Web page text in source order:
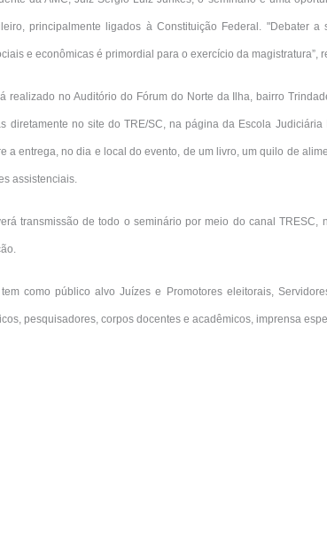
principalmente ligados à Constituição Federal. "Debater
e econômicas é primordial para o exercício da magistratura”,
realizado no Auditório do Fórum do Norte da Ilha, bairro
diretamente no site do TRE/SC, na página da Escola
a entrega, no dia e local do evento, de um livro, um quilo de
assistenciais.
transmissão de todo o seminário por meio do canal
como público alvo Juízes e Promotores eleitorais,
pesquisadores, corpos docentes e acadêmicos, imprensa